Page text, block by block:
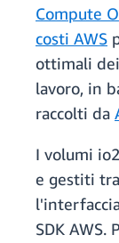
Compute
costi AWS
ottimali
lavoro, in
raccolti da
I volumi
e gestiti
SDK